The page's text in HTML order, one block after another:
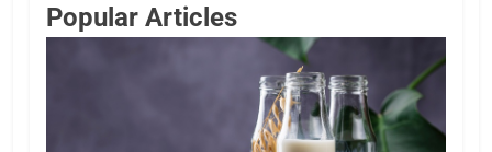
Popular Articles